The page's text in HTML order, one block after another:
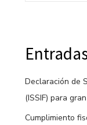
Declaración de
(ISSIF) para
Cumplimiento